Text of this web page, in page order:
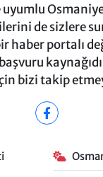
de sizlere
haber portalı
bizi takip